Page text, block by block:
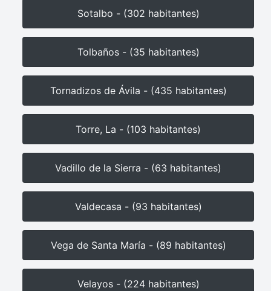
Sotalbo - (302 habitantes)
Tolbaños - (35 habitantes)
Tornadizos de Ávila - (435 habitantes)
Torre, La - (103 habitantes)
Vadillo de la Sierra - (63 habitantes)
Valdecasa - (93 habitantes)
Vega de Santa María - (89 habitantes)
Velayos - (224 habitantes)